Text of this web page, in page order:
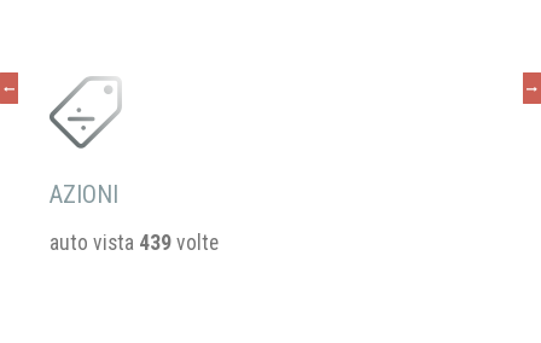
AZIONI
auto vista 439 volte